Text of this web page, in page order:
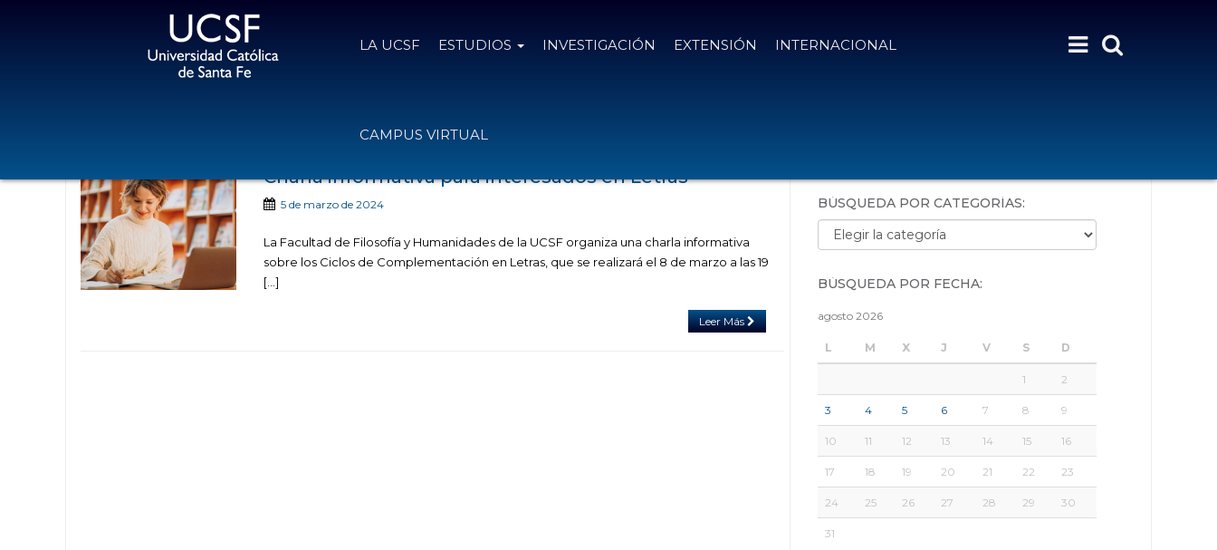
LA UCSF ESTUDIOS INVESTIGACIÓN EXTENSIÓN INTERNACIONAL
CAMPUS VIRTUAL
Charla informativa para interesados en Letras
5 de marzo de 2024
La Facultad de Filosofía y Humanidades de la UCSF organiza una charla informativa
sobre los Ciclos de Complementación en Letras, que se realizará el 8 de marzo a las 19
[…]
Leer Más
BÚSQUEDA POR CATEGORÍAS:
Búsqueda por categorías:
BÚSQUEDA POR FECHA:
agosto 2026
L M X J V S D
1 2
3 4 5 6 7 8 9
10 11 12 13 14 15 16
17 18 19 20 21 22 23
24 25 26 27 28 29 30
31